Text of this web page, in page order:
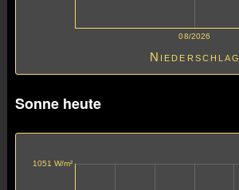
08/2026
Niederschlag
Sonne heute
1051 W/m²